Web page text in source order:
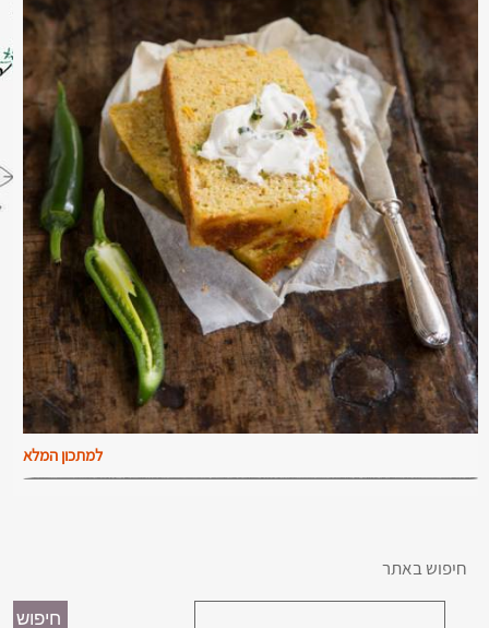
למתכון המלא
חיפוש באתר